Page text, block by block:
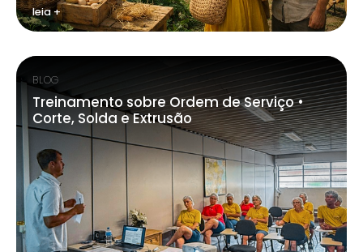
leia +
BLOG
Treinamento sobre Ordem de Serviço •
Corte, Solda e Extrusão